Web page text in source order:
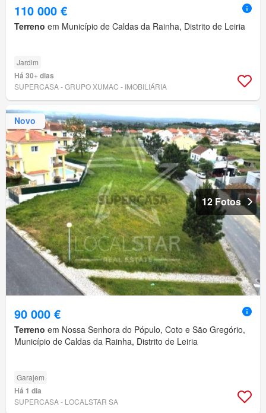
110 000 €
Terreno em Município de Caldas da Rainha, Distrito de Leiria
Jardim
Há 30+ dias
SUPERCASA - GRUPO XUMAC - IMOBILIÁRIA
Novo
12 Fotos
90 000 €
Terreno em Nossa Senhora do Pópulo, Coto e São Gregório,
Município de Caldas da Rainha, Distrito de Leiria
Garajem
Há 1 dia
SUPERCASA - LOCALSTAR SA